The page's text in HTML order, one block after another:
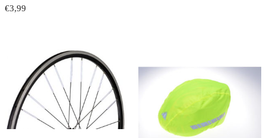
€3,99